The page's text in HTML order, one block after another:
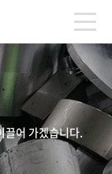
끌어 가겠습니다.